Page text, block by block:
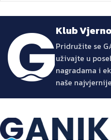
Klub
Pridružite se
uživajte u
nagradama i
naše